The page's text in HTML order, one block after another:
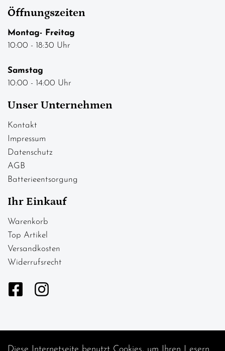
Öffnungszeiten
Montag- Freitag
10:00 - 18:30 Uhr
Samstag
10:00 - 14:00 Uhr
Unser Unternehmen
Kontakt
Impressum
Datenschutz
AGB
Batterieentsorgung
Ihr Einkauf
Warenkorb
Top Artikel
Versandkosten
Widerrufsrecht